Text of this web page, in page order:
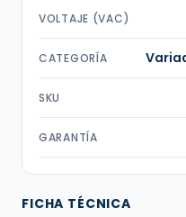
VOLTAJE (VAC)
CATEGORÍA
SKU
GARANTÍA
FICHA TÉCNICA